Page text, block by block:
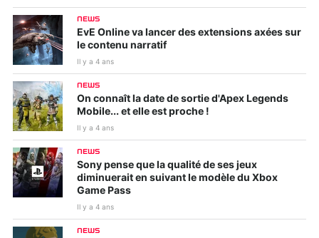
NEWS
EvE Online va lancer des extensions axées sur
le contenu narratif
Il y a 4 ans
NEWS
On connaît la date de sortie d'Apex Legends
Mobile... et elle est proche !
Il y a 4 ans
NEWS
Sony pense que la qualité de ses jeux
diminuerait en suivant le modèle du Xbox
Game Pass
Il y a 4 ans
NEWS